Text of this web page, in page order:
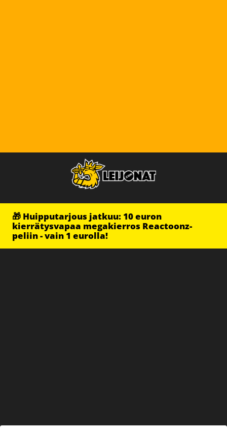
🎁 Huipputarjous jatkuu: 10 euron
kierrätysvapaa megakierros Reactoonz-
peliin - vain 1 eurolla!